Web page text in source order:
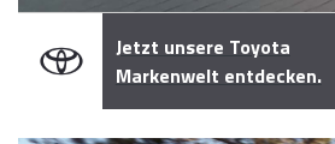
Jetzt unsere Toyota
Markenwelt entdecken.